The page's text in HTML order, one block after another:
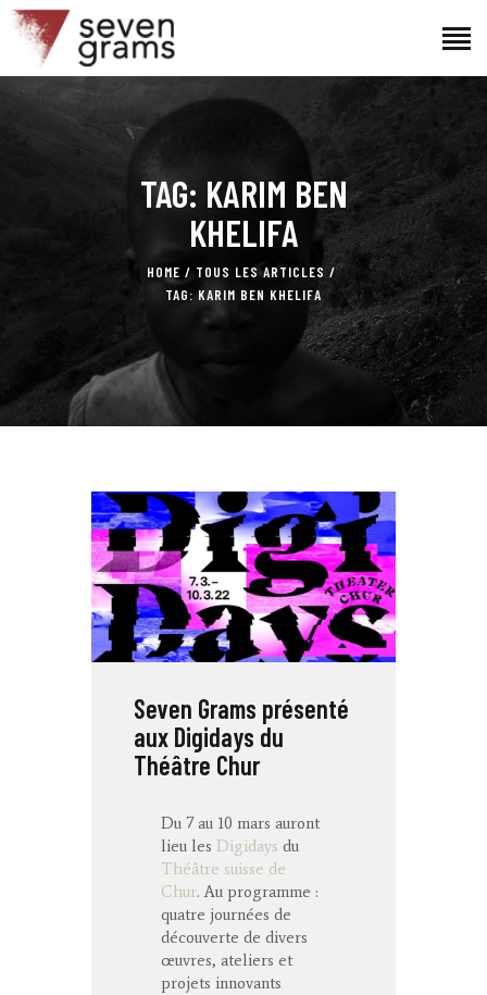
TAG: KARIM BEN
KHELIFA
HOME
TOUS LES ARTICLES
TAG: KARIM BEN KHELIFA
LE PROJET
ACTUALITÉS
CONTACTS
Seven Grams présenté
aux Digidays du
Théâtre Chur
Du 7 au 10 mars auront
lieu les Digidays du
Théâtre suisse de
Chur. Au programme :
quatre journées de
découverte de divers
œuvres, ateliers et
projets innovants